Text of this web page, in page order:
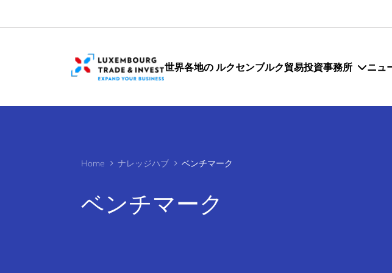
世界各地の ルクセンブルク貿易投資事務所 ニュ
Home ナレッジハブ ベンチマーク
ベンチマーク